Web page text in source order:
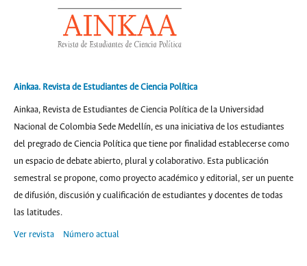
Ainkaa. Revista de Estudiantes de Ciencia Política
Ainkaa, Revista de Estudiantes de Ciencia Política de la Universidad
Nacional de Colombia Sede Medellín, es una iniciativa de los estudiantes
del pregrado de Ciencia Política que tiene por finalidad establecerse como
un espacio de debate abierto, plural y colaborativo. Esta publicación
semestral se propone, como proyecto académico y editorial, ser un puente
de difusión, discusión y cualificación de estudiantes y docentes de todas
las latitudes.
Ver revista Número actual